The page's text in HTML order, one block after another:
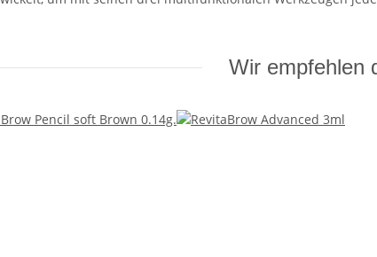
Wir empfehlen